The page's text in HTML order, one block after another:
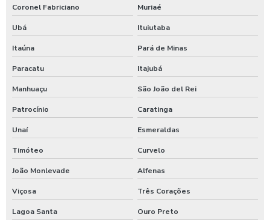
Lavagem de trator
Lavagem de veículos pesados
Limpa sider
Limpeza de máquinas pesadas
Limpeza de trator
Maquina de aplicar shampoo em carros
Maquina de higienização de veiculos
Máquina de jogar produtos automotivos
Coronel Fabriciano Muriaé
Ubá Ituiutaba
Itaúna Pará de Minas
Paracatu Itajubá
Manhuaçu São João del Rei
Patrocínio Caratinga
Unaí Esmeraldas
Timóteo Curvelo
João Monlevade Alfenas
Viçosa Três Corações
Lagoa Santa Ouro Preto